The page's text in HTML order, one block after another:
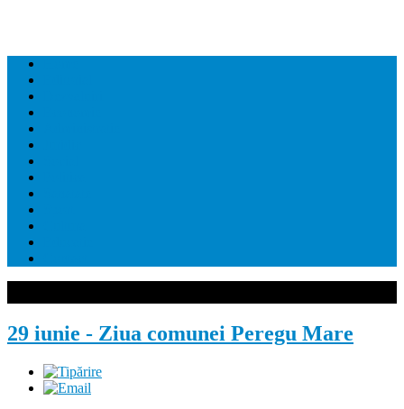
29 iunie - Ziua comunei Peregu Mare